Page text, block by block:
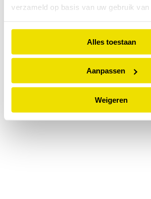
verzameld op basis van uw gebruik
Alles toestaan
Aanpassen
Weigeren